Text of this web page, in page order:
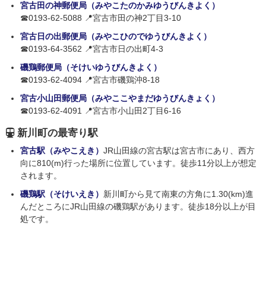
宮古田の神郵便局（みやこたのかみゆうびんきよく）
☎0193-62-5088 📍宮古市田の神2丁目3-10
宮古日の出郵便局（みやこひのでゆうびんきよく）
☎0193-64-3562 📍宮古市日の出町4-3
磯鶏郵便局（そけいゆうびんきよく）
☎0193-62-4094 📍宮古市磯鶏沖8-18
宮古小山田郵便局（みやここやまだゆうびんきょく）
☎0193-62-4091 📍宮古市小山田2丁目6-16
新川町の最寄り駅
宮古駅（みやこえき） JR山田線の宮古駅は宮古市にあり、西方
向に810(m)行った場所に位置しています。徒歩11分以上が想定
されます。
磯鶏駅（そけいえき） 新川町から見て南東の方角に1.30(km)進
んだところにJR山田線の磯鶏駅があります。徒歩18分以上が目
処です。